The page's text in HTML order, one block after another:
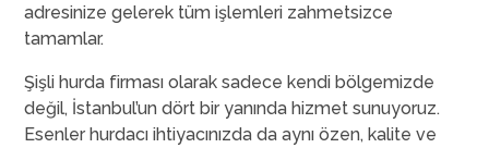
adresinize gelerek tüm işlemleri zahmetsizce
tamamlar.
Şişli hurda firması olarak sadece kendi bölgemizde
değil, İstanbul’un dört bir yanında hizmet sunuyoruz.
Esenler hurdacı ihtiyacınızda da aynı özen, kalite ve